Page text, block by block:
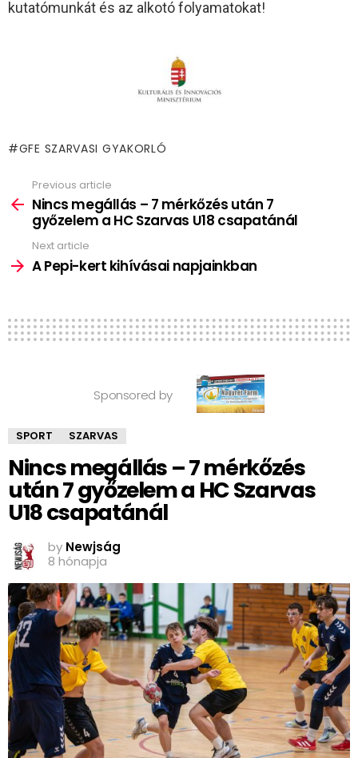
kutatómunkát és az alkotó folyamatokat!
GFE SZARVASI GYAKORLÓ
more
Previous article
Nincs megállás – 7 mérkőzés után 7
győzelem a HC Szarvas U18 csapatánál
Next article
A Pepi-kert kihívásai napjainkban
Sponsored by
SPORT SZARVAS
Nincs megállás – 7 mérkőzés
után 7 győzelem a HC Szarvas
U18 csapatánál
by Newjság
8 hónapja